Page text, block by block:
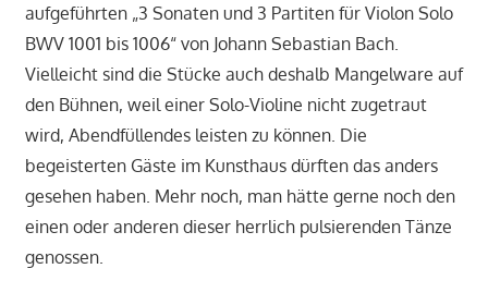
aufgeführten „3 Sonaten und 3 Partiten für Violon Solo
BWV 1001 bis 1006“ von Johann Sebastian Bach.
Vielleicht sind die Stücke auch deshalb Mangelware auf
den Bühnen, weil einer Solo-Violine nicht zugetraut
wird, Abendfüllendes leisten zu können. Die
begeisterten Gäste im Kunsthaus dürften das anders
gesehen haben. Mehr noch, man hätte gerne noch den
einen oder anderen dieser herrlich pulsierenden Tänze
genossen.